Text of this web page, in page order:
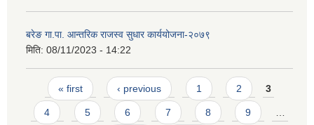
बरेङ गा.पा. आन्तरिक राजस्व सुधार कार्ययोजना-२०७९
मिति: 08/11/2023 - 14:22
Pages
« first ‹ previous 1 2 3
4 5 6 7 8 9